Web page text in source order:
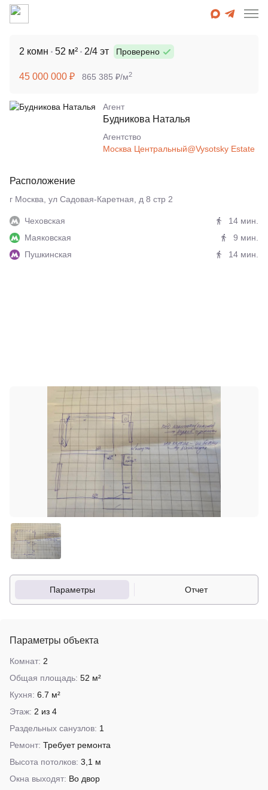
2 комн 52 м² 2/4 эт Проверено
45 000 000 ₽ 865 385 ₽/м2
Агент
Будникова Наталья
Агентcтво
Москва Центральный@Vysotsky Estate
Расположение
г Москва, ул Садовая-Каретная, д 8 стр 2
Чеховская
14 мин.
Маяковская
9 мин.
Пушкинская
14 мин.
Параметры Отчет
Параметры объекта
Комнат: 2
Общая площадь: 52 м²
Кухня: 6.7 м²
Этаж: 2 из 4
Раздельных санузлов: 1
Ремонт: Требует ремонта
Высота потолков: 3,1 м
Окна выходят: Во двор